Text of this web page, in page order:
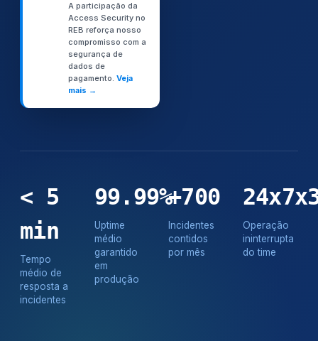
A participação da
Access Security no
REB reforça nosso
compromisso com a
segurança de
dados de
pagamento. Veja
mais →
< 5
min
Tempo
médio de
resposta a
incidentes
99.99%
Uptime
médio
garantido
em
produção
+700
Incidentes
contidos
por mês
Operação
ininterrupta
do time